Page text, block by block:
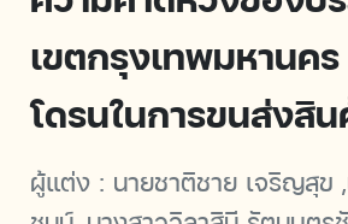
เขตกรุงเทพมหานค
โดรนในการขนส่งสิน
ผู้แต่ง : นายชาติชาย เจริญสุข